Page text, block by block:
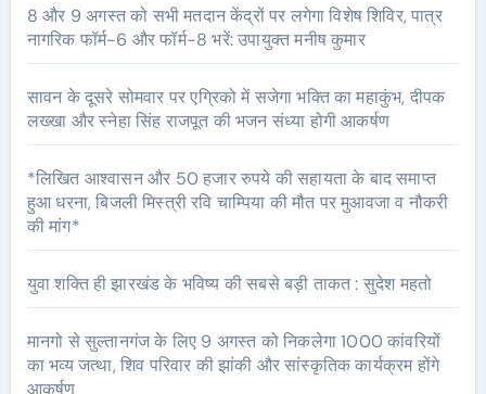
8 और 9 अगस्त को सभी मतदान केंद्रों पर लगेगा विशेष शिविर, पात्र
नागरिक फॉर्म-6 और फॉर्म-8 भरें: उपायुक्त मनीष कुमार
सावन के दूसरे सोमवार पर एग्रिको में सजेगा भक्ति का महाकुंभ, दीपक
लख्खा और स्नेहा सिंह राजपूत की भजन संध्या होगी आकर्षण
*लिखित आश्वासन और 50 हजार रुपये की सहायता के बाद समाप्त
हुआ धरना, बिजली मिस्त्री रवि चाम्पिया की मौत पर मुआवजा व नौकरी
की मांग*
युवा शक्ति ही झारखंड के भविष्य की सबसे बड़ी ताकत : सुदेश महतो
मानगो से सुल्तानगंज के लिए 9 अगस्त को निकलेगा 1000 कांवरियों
का भव्य जत्था, शिव परिवार की झांकी और सांस्कृतिक कार्यक्रम होंगे
आकर्षण